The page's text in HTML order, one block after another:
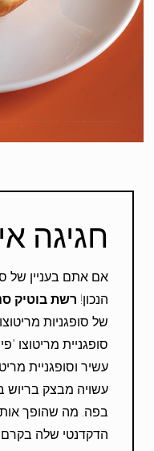
חגיגה
אם אתם בעניין של
הנכון! רשת בוטיק
של סופגניות
סופגניית מריטוצו
עשיר וסופגניית
עשויה מבצק בריוש
בפה. מה שהופך אותה
הדקדנטי שלה בקרם